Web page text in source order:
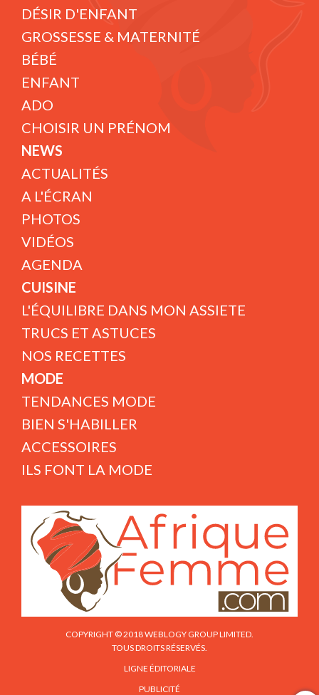
DÉSIR D'ENFANT
GROSSESSE & MATERNITÉ
BÉBÉ
ENFANT
ADO
CHOISIR UN PRÉNOM
NEWS
ACTUALITÉS
A L'ÉCRAN
PHOTOS
VIDÉOS
AGENDA
CUISINE
L'ÉQUILIBRE DANS MON ASSIETE
TRUCS ET ASTUCES
NOS RECETTES
MODE
TENDANCES MODE
BIEN S'HABILLER
ACCESSOIRES
ILS FONT LA MODE
COPYRIGHT © 2018 WEBLOGY GROUP LIMITED.
TOUS DROITS RÉSERVÉS.
LIGNE ÉDITORIALE
PUBLICITÉ